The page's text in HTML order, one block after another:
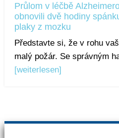
Průlom v léčbě
obnovili dvě hodiny
plaky z mozku
Představte si, že v rohu
malý požár. Se správným
[weiterlesen]